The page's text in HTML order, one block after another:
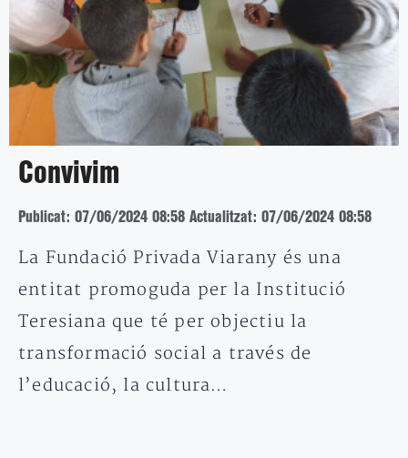
Convivim
Publicat: 07/06/2024 08:58 Actualitzat: 07/06/2024 08:58
La Fundació Privada Viarany és una
entitat promoguda per la Institució
Teresiana que té per objectiu la
transformació social a través de
l’educació, la cultura…